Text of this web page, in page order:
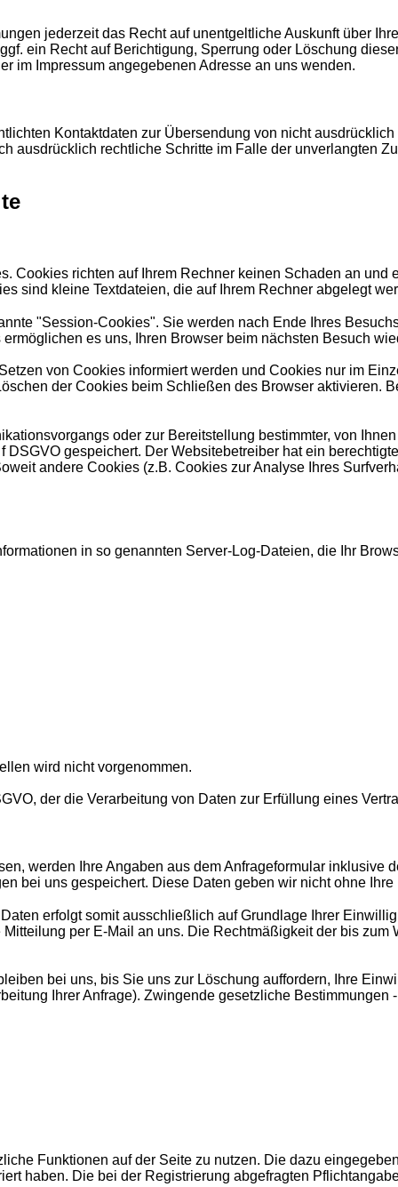
jederzeit das Recht auf unentgeltliche Auskunft über
ein Recht auf Berichtigung, Sperrung oder Löschung
im Impressum angegebenen Adresse an uns wenden.
Kontaktdaten zur Übersendung von nicht
ausdrücklich rechtliche Schritte im Falle der unverlangten
Cookies richten auf Ihrem Rechner keinen Schaden an
sind kleine Textdateien, die auf Ihrem Rechner abgelegt
"Session-Cookies". Sie werden nach Ende Ihres
es uns, Ihren Browser beim nächsten Besuch
von Cookies informiert werden und Cookies nur im
der Cookies beim Schließen des Browser aktivieren.
oder zur Bereitstellung bestimmter, von
DSGVO gespeichert. Der Websitebetreiber hat ein
andere Cookies (z.B. Cookies zur Analyse Ihres
in so genannten Server-Log-Dateien, die Ihr
wird nicht vorgenommen.
der die Verarbeitung von Daten zur Erfüllung eines
werden Ihre Angaben aus dem Anfrageformular inklusive
bei uns gespeichert. Diese Daten geben wir nicht ohne
erfolgt somit ausschließlich auf Grundlage Ihrer
per E-Mail an uns. Die Rechtmäßigkeit der bis
bei uns, bis Sie uns zur Löschung auffordern, Ihre
Ihrer Anfrage). Zwingende gesetzliche
Funktionen auf der Seite zu nutzen. Die dazu
haben. Die bei der Registrierung abgefragten